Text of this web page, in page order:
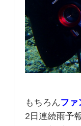
もちろんファ
2日連続雨予